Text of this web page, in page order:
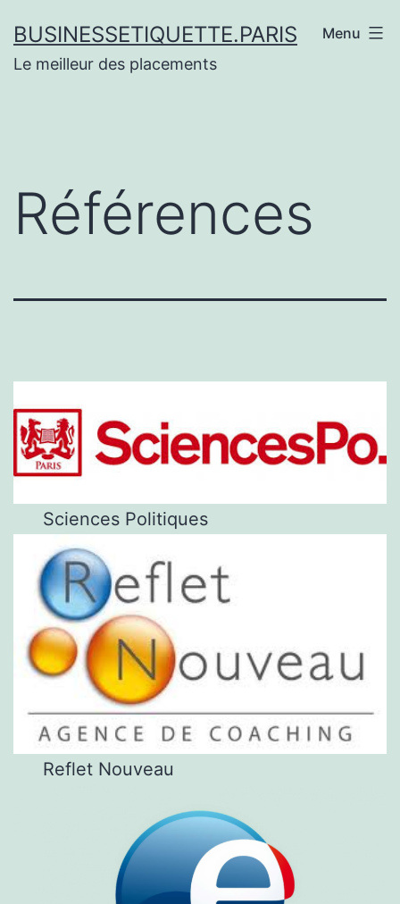
au
contenu
BUSINESSETIQUETTE.PARIS
Le meilleur des placements
Menu
Références
Sciences Politiques
Reflet Nouveau